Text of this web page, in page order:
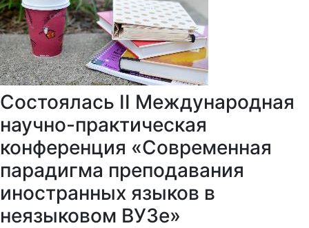
Состоялась II Международная
научно-практическая
конференция «Современная
парадигма преподавания
иностранных языков в
неязыковом ВУЗе»